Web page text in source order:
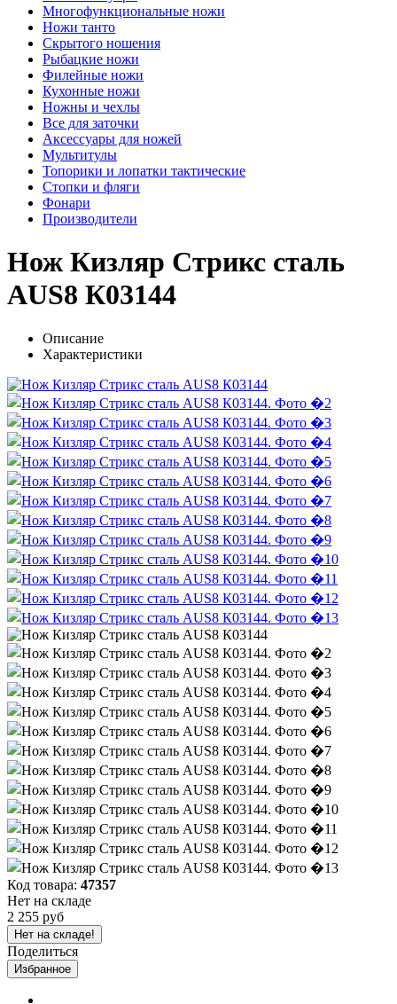
Многофункциональные ножи
Ножи танто
Скрытого ношения
Рыбацкие ножи
Филейные ножи
Кухонные ножи
Ножны и чехлы
Все для заточки
Аксессуары для ножей
Мультитулы
Топорики и лопатки тактические
Стопки и фляги
Фонари
Производители
Нож Кизляр Стрикс сталь
AUS8 К03144
Описание
Характеристики
Код товара: 47357
Нет на складе
2 255 руб
Нет на складе!
Поделиться
Избранное